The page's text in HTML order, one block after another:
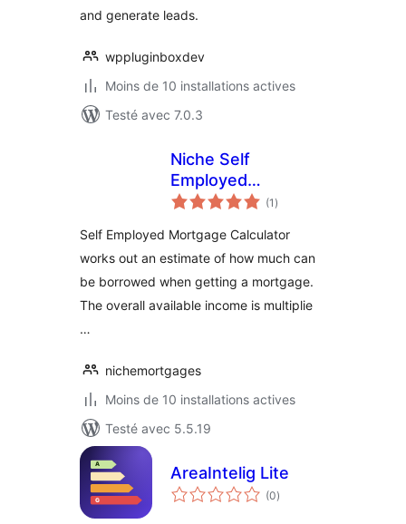
and generate leads.
wppluginboxdev
Moins de 10 installations actives
Testé avec 7.0.3
Niche Self
Employed
Mortgage
(1 notes
en
)
Self Employed Mortgage Calculator
works out an estimate of how much can
be borrowed when getting a mortgage.
The overall available income is multiplie
…
nichemortgages
Moins de 10 installations actives
Testé avec 5.5.19
AreaIntelig Lite
(0notes
en
)